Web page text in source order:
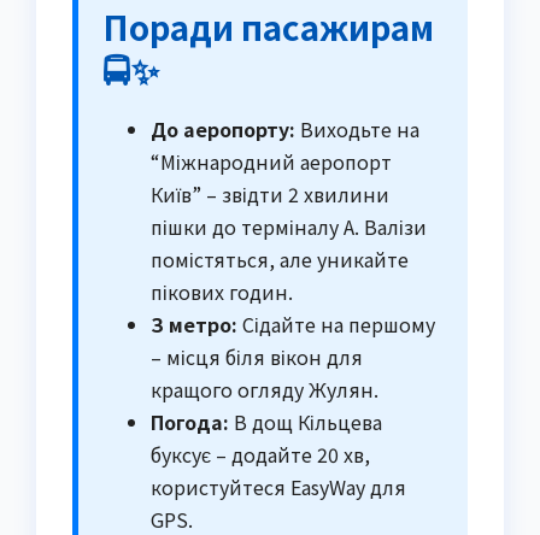
Поради пасажирам
🚍✨
До аеропорту: Виходьте на
“Міжнародний аеропорт
Київ” – звідти 2 хвилини
пішки до терміналу А. Валізи
помістяться, але уникайте
пікових годин.
З метро: Сідайте на першому
– місця біля вікон для
кращого огляду Жулян.
Погода: В дощ Кільцева
буксує – додайте 20 хв,
користуйтеся EasyWay для
GPS.